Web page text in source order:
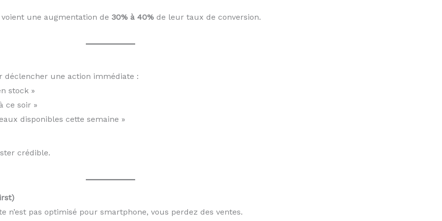
une augmentation de 30% à 40%de leur taux de conversion.
une action immédiate :
stock »
ce soir »
disponibles cette semaine »
crédible.
n’est pas optimisé pour smartphone, vous perdez des ventes.